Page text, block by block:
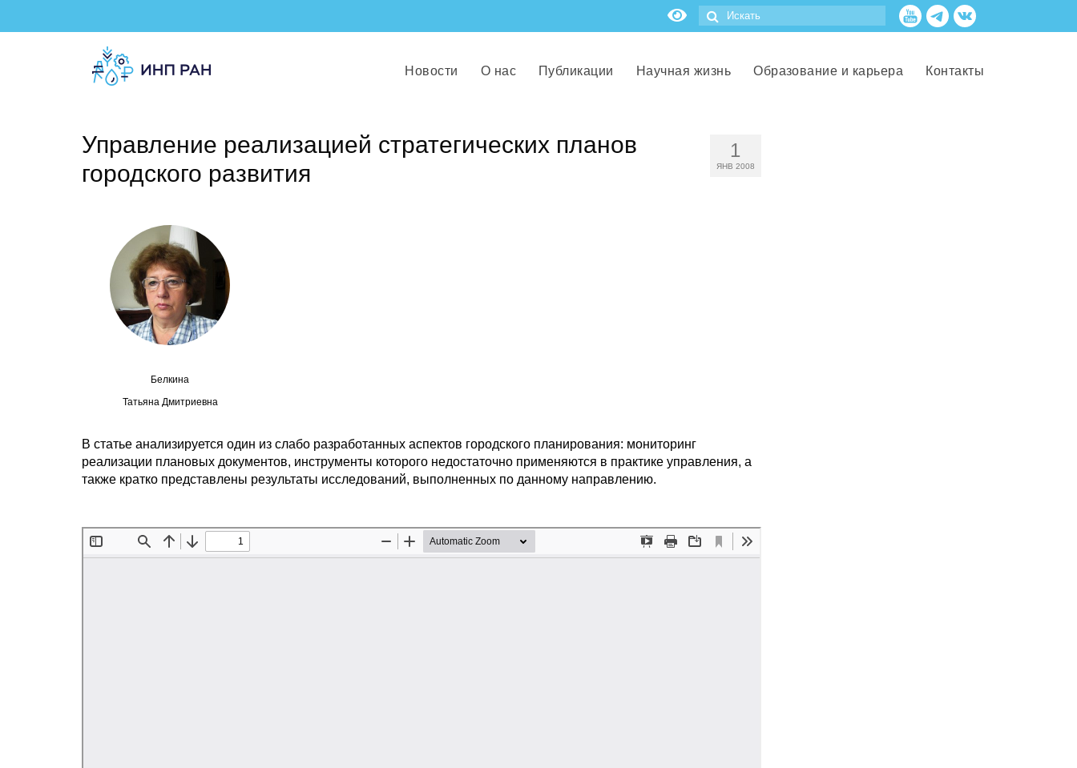
Новости О нас Публикации Научная жизнь Образование и карьера Контакты
1
ЯНВ 2008
Управление реализацией стратегических планов
городского развития
Белкина
Татьяна Дмитриевна
В статье анализируется один из слабо разработанных аспектов городского планирования: мониторинг
реализации плановых документов, инструменты которого недостаточно применяются в практике управления, а
также кратко представлены результаты исследований, выполненных по данному направлению.